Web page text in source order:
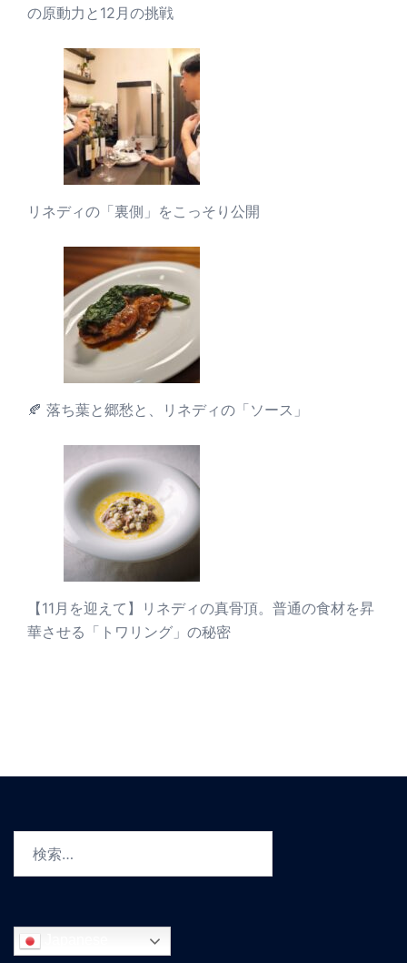
の原動力と12月の挑戦
リネディの「裏側」をこっそり公開
🍂 落ち葉と郷愁と、リネディの「ソース」
【11月を迎えて】リネディの真骨頂。普通の食材を昇
華させる「トワリング」の秘密